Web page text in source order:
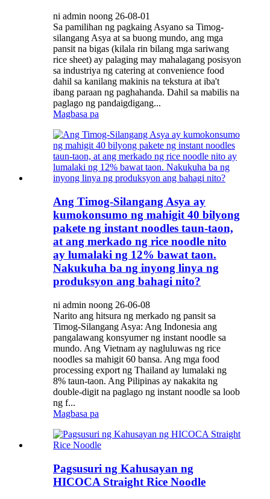
ni admin noong 26-08-01
Sa pamilihan ng pagkaing Asyano sa Timog-
silangang Asya at sa buong mundo, ang mga
pansit na bigas (kilala rin bilang mga sariwang
rice sheet) ay palaging may mahalagang posisyon
sa industriya ng catering at convenience food
dahil sa kanilang makinis na tekstura at iba't
ibang paraan ng paghahanda. Dahil sa mabilis na
paglago ng pandaigdigang...
Magbasa pa
Ang Timog-Silangang Asya ay
kumokonsumo ng mahigit 40 bilyong
pakete ng instant noodles taun-taon,
at ang merkado ng rice noodle nito
ay lumalaki ng 12% bawat taon.
Nakukuha ba ng inyong linya ng
produksyon ang bahagi nito?
ni admin noong 26-06-08
Narito ang hitsura ng merkado ng pansit sa
Timog-Silangang Asya: Ang Indonesia ang
pangalawang konsyumer ng instant noodle sa
mundo. Ang Vietnam ay nagluluwas ng rice
noodles sa mahigit 60 bansa. Ang mga food
processing export ng Thailand ay lumalaki ng
8% taun-taon. Ang Pilipinas ay nakakita ng
double-digit na paglago ng instant noodle sa loob
ng f...
Magbasa pa
Pagsusuri ng Kahusayan ng
HICOCA Straight Rice Noodle